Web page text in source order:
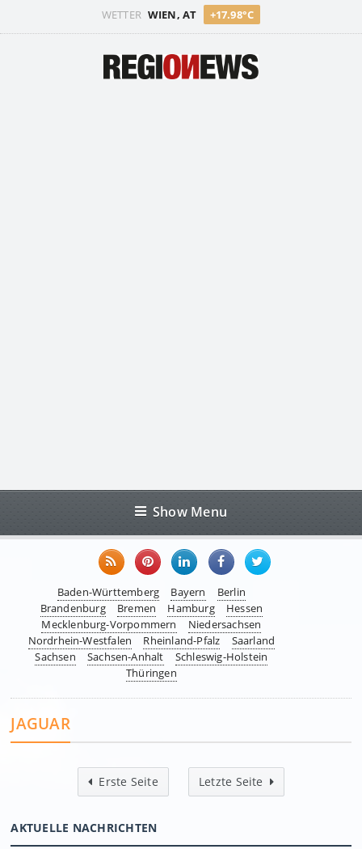
WETTER WIEN, AT +17.98°C
Show Menu
Baden-Württemberg Bayern
Berlin
Brandenburg
Bremen Hamburg
Hessen
Mecklenburg-Vorpommern
Niedersachsen
Nordrhein-Westfalen
Rheinland-Pfalz
Saarland
Sachsen
Sachsen-Anhalt
Schleswig-Holstein
Thüringen
JAGUAR
Erste Seite Letzte Seite
AKTUELLE NACHRICHTEN